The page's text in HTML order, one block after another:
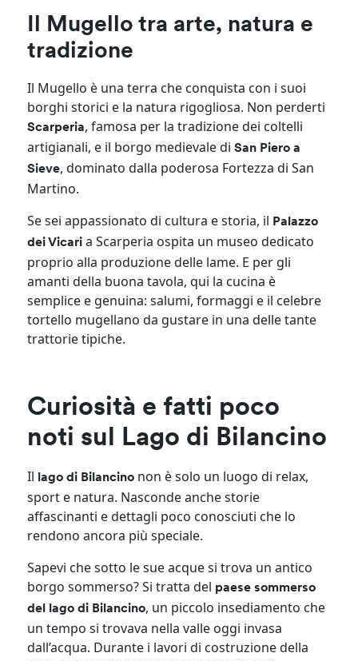
Il Mugello tra arte, natura e
tradizione
Il Mugello è una terra che conquista con i suoi
borghi storici e la natura rigogliosa. Non perderti
Scarperia, famosa per la tradizione dei coltelli
artigianali, e il borgo medievale diSan Piero a
Sieve, dominato dalla poderosa Fortezza di San
Martino.
Se sei appassionato di cultura e storia, il Palazzo
dei Vicari a Scarperia ospita un museo dedicato
proprio alla produzione delle lame. E per gli
amanti della buona tavola, qui la cucina è
semplice e genuina: salumi, formaggi e il celebre
tortello mugellano da gustare in una delle tante
trattorie tipiche.
Curiosità e fatti poco
noti sul Lago di Bilancino
Il lago di Bilancino non è solo un luogo di relax,
sport e natura. Nasconde anche storie
affascinanti e dettagli poco conosciuti che lo
rendono ancora più speciale.
Sapevi che sotto le sue acque si trova un antico
borgo sommerso? Si tratta del paese sommerso
del lago di Bilancino, un piccolo insediamento che
un tempo si trovava nella valle oggi invasa
dall’acqua. Durante i lavori di costruzione della